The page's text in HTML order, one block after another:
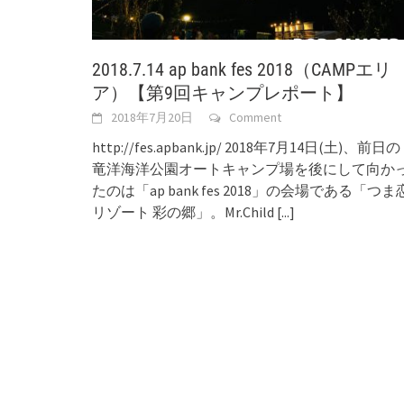
2018.7.14 ap bank fes 2018（CAMPエリ
ア）【第9回キャンプレポート】
2018年7月20日 Comment
http://fes.apbank.jp/ 2018年7月14日(土)、前日の
竜洋海洋公園オートキャンプ場を後にして向か
たのは「ap bank fes 2018」の会場である「つま
リゾート 彩の郷」。Mr.Child [...]